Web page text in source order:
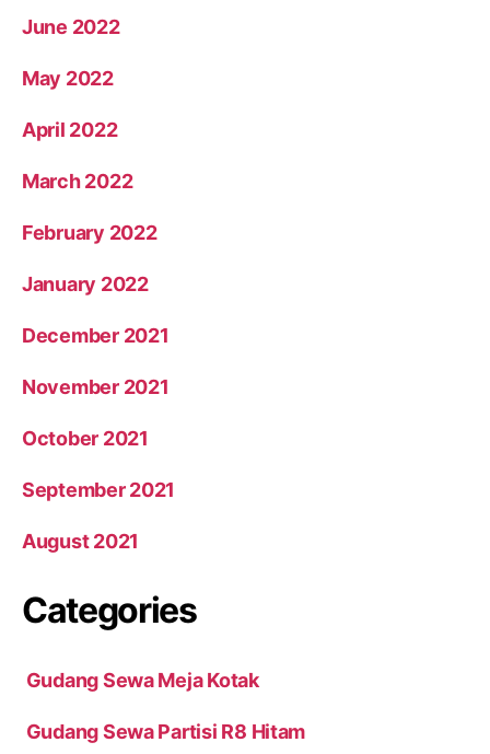
June 2022
May 2022
April 2022
March 2022
February 2022
January 2022
December 2021
November 2021
October 2021
September 2021
August 2021
Categories
Gudang Sewa Meja Kotak
Gudang Sewa Partisi R8 Hitam